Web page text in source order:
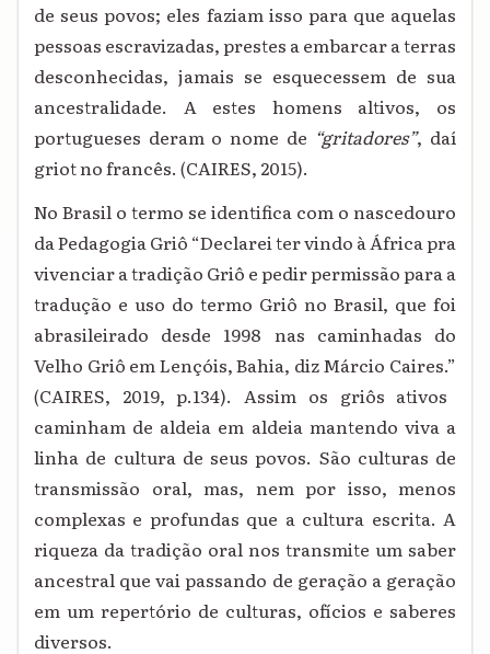
de seus povos; eles faziam isso para que aquelas
pessoas escravizadas, prestes a embarcar a terras
desconhecidas, jamais se esquecessem de sua
ancestralidade. A estes homens altivos, os
portugueses deram o nome de “gritadores”, daí
griot no francês. (CAIRES, 2015).
No Brasil o termo se identifica com o nascedouro
da Pedagogia Griô “Declarei ter vindo à África pra
vivenciar a tradição Griô e pedir permissão para a
tradução e uso do termo Griô no Brasil, que foi
abrasileirado desde 1998 nas caminhadas do
Velho Griô em Lençóis, Bahia, diz Márcio Caires.”
(CAIRES, 2019, p.134). Assim os griôs ativos
caminham de aldeia em aldeia mantendo viva a
linha de cultura de seus povos. São culturas de
transmissão oral, mas, nem por isso, menos
complexas e profundas que a cultura escrita. A
riqueza da tradição oral nos transmite um saber
ancestral que vai passando de geração a geração
em um repertório de culturas, ofícios e saberes
diversos.